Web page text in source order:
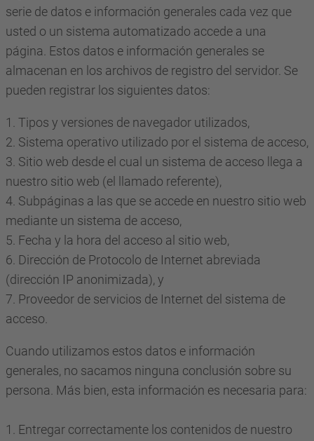
serie de datos e información generales cada vez que
usted o un sistema automatizado accede a una
página. Estos datos e información generales se
almacenan en los archivos de registro del servidor. Se
pueden registrar los siguientes datos:
1. Tipos y versiones de navegador utilizados,
2. Sistema operativo utilizado por el sistema de acceso,
3. Sitio web desde el cual un sistema de acceso llega a
nuestro sitio web (el llamado referente),
4. Subpáginas a las que se accede en nuestro sitio web
mediante un sistema de acceso,
5. Fecha y la hora del acceso al sitio web,
6. Dirección de Protocolo de Internet abreviada
(dirección IP anonimizada), y
7. Proveedor de servicios de Internet del sistema de
acceso.
Cuando utilizamos estos datos e información
generales, no sacamos ninguna conclusión sobre su
persona. Más bien, esta información es necesaria para:
1. Entregar correctamente los contenidos de nuestro